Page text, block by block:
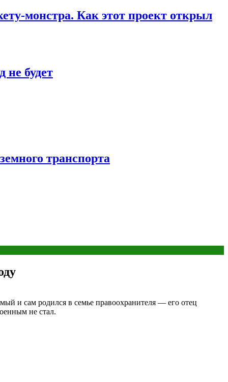
монстра. Как этот проект открыл
не будет
транспорта
и сам родился в семье правоохранителя — его отец
не стал.